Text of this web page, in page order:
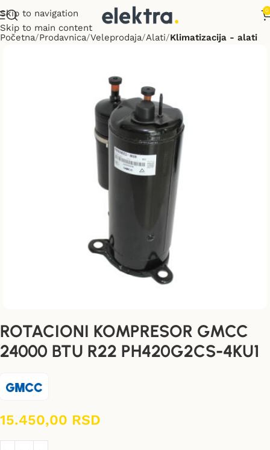
Skip to navigation
Skip to main content
0
Početna Prodavnica Veleprodaja Alati Klimatizacija - alati
ROTACIONI KOMPRESOR GMCC
24000 BTU R22 PH420G2CS-4KU1
15.450,00 RSD